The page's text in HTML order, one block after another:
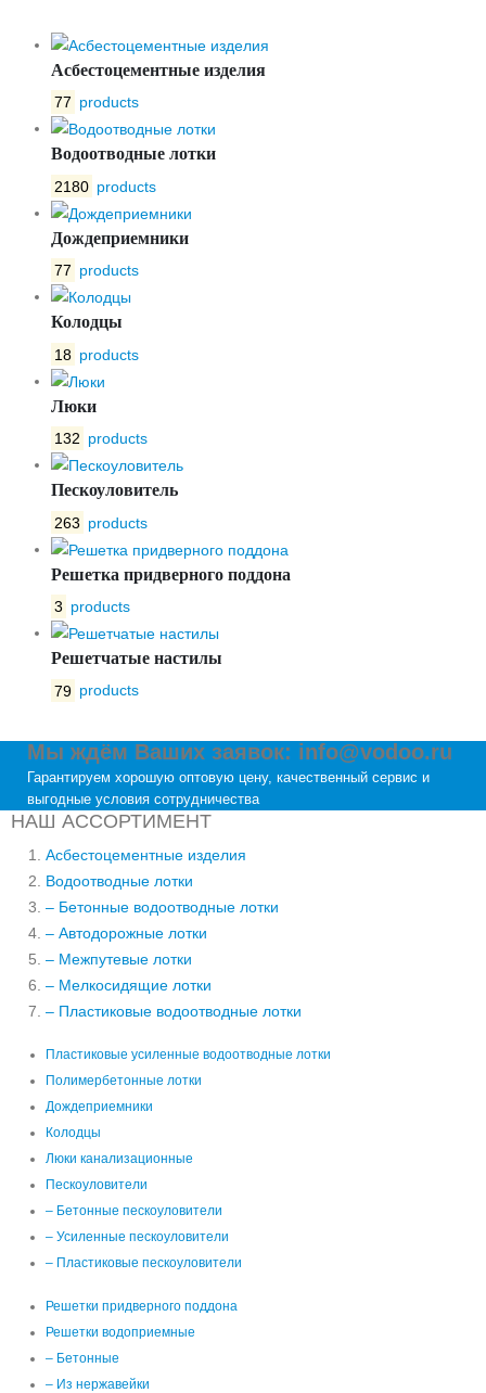
Асбестоцементные изделия
77 products
Водоотводные лотки
2180 products
Дождеприемники
77 products
Колодцы
18 products
Люки
132 products
Пескоуловитель
263 products
Решетка придверного поддона
3 products
Решетчатые настилы
79 products
Мы ждём Ваших заявок: info@vodoo.ru
Гарантируем хорошую оптовую цену, качественный сервис и
выгодные условия сотрудничества
НАШ АССОРТИМЕНТ
Асбестоцементные изделия
Водоотводные лотки
– Бетонные водоотводные лотки
– Автодорожные лотки
– Межпутевые лотки
– Мелкосидящие лотки
– Пластиковые водоотводные лотки
Пластиковые усиленные водоотводные лотки
Полимербетонные лотки
Дождеприемники
Колодцы
Люки канализационные
Пескоуловители
– Бетонные пескоуловители
– Усиленные пескоуловители
– Пластиковые пескоуловители
Решетки придверного поддона
Решетки водоприемные
– Бетонные
– Из нержавейки